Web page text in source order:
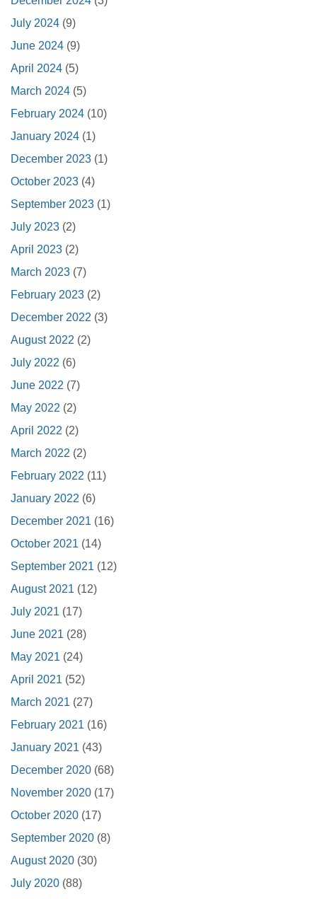
July 2024 (9)
June 2024 (9)
April 2024 (5)
March 2024 (5)
February 2024 (10)
January 2024 (1)
December 2023 (1)
October 2023 (4)
September 2023 (1)
July 2023 (2)
April 2023 (2)
March 2023 (7)
February 2023 (2)
December 2022 (3)
August 2022 (2)
July 2022 (6)
June 2022 (7)
May 2022 (2)
April 2022 (2)
March 2022 (2)
February 2022 (11)
January 2022 (6)
December 2021 (16)
October 2021 (14)
September 2021 (12)
August 2021 (12)
July 2021 (17)
June 2021 (28)
May 2021 (24)
April 2021 (52)
March 2021 (27)
February 2021 (16)
January 2021 (43)
December 2020 (68)
November 2020 (17)
October 2020 (17)
September 2020 (8)
August 2020 (30)
July 2020 (88)